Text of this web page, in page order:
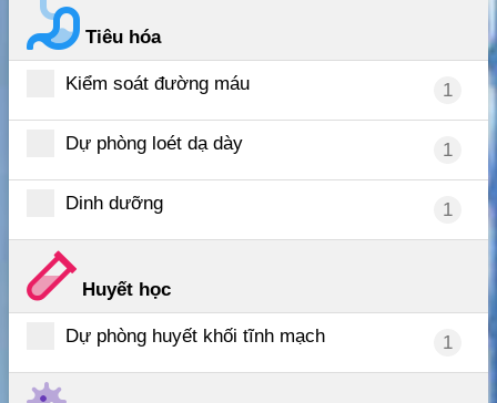
Tiêu hóa
Kiểm soát đường máu 1
Dự phòng loét dạ dày 1
Dinh dưỡng 1
Huyết học
Dự phòng huyết khối tĩnh mạch 1